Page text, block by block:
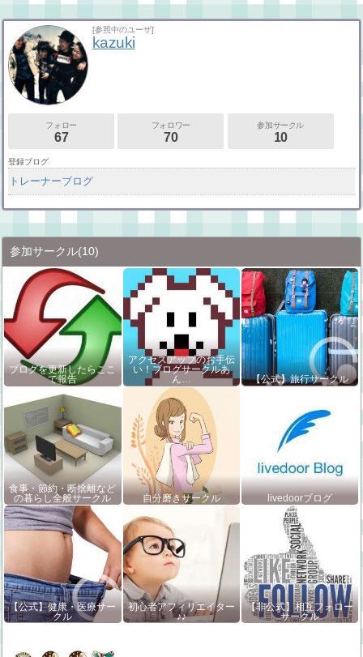
[参照中のユーザ]
kazuki
フォロー
67
フォロワー
70
参加サークル
10
登録ブログ
トレーナーブログ
参加サークル(10)
ブログを更新したらここ
で報告
アクセスアップのお手伝
い！ブログサークルあ
ん…
【公式】旅行サークル
食事・節約・断捨離など
の暮らし全般サークル
自分磨きサークル livedoorブログ
【公式】健康・医療サー
クル
初心者アフィリエイター
♪♪
【非公式】相互フォロー
サークル